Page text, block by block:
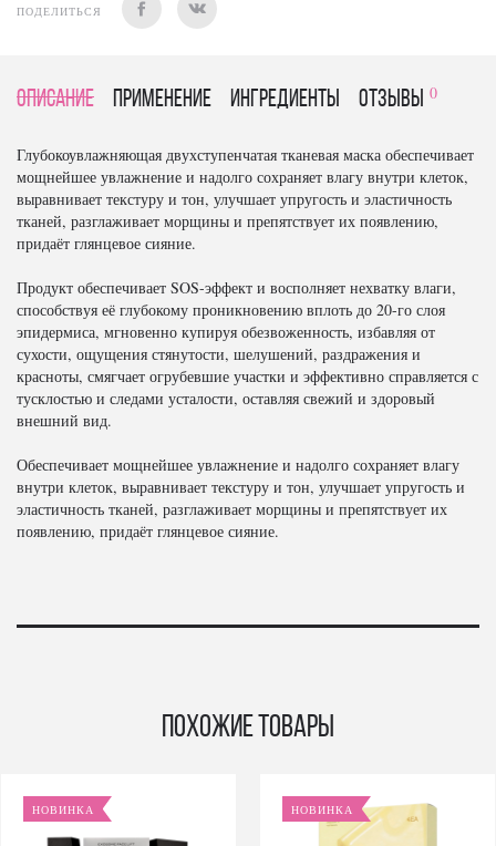
ПОДЕЛИТЬСЯ
Описание Применение Ингредиенты отзывы 0
Глубокоувлажняющая двухступенчатая тканевая маска обеспечивает
мощнейшее увлажнение и надолго сохраняет влагу внутри клеток,
выравнивает текстуру и тон, улучшает упругость и эластичность
тканей, разглаживает морщины и препятствует их появлению,
придаёт глянцевое сияние.
Продукт обеспечивает SOS-эффект и восполняет нехватку влаги,
способствуя её глубокому проникновению вплоть до 20-го слоя
эпидермиса, мгновенно купируя обезвоженность, избавляя от
сухости, ощущения стянутости, шелушений, раздражения и
красноты, смягчает огрубевшие участки и эффективно справляется с
тусклостью и следами усталости, оставляя свежий и здоровый
внешний вид.
Обеспечивает мощнейшее увлажнение и надолго сохраняет влагу
внутри клеток, выравнивает текстуру и тон, улучшает упругость и
эластичность тканей, разглаживает морщины и препятствует их
появлению, придаёт глянцевое сияние.
Похожие товары
НОВИНКА НОВИНКА